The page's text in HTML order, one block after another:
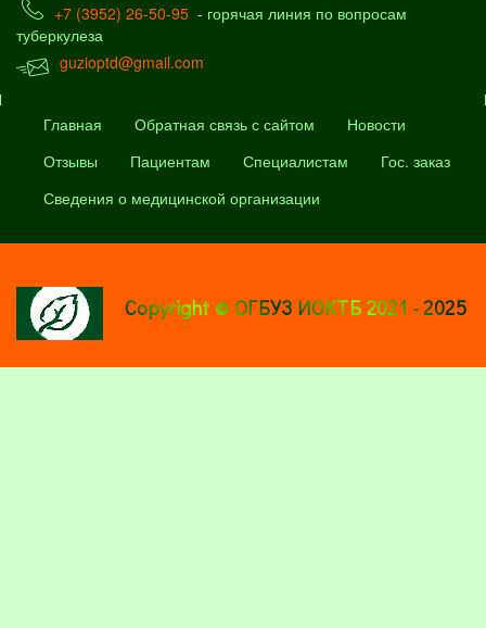
+7 (3952) 26-50-95 - горячая линия по вопросам
туберкулеза
guzioptd@gmail.com
Главная Обратная связь с сайтом
Новости
Отзывы
Пациентам Специалистам
Гос. заказ
Сведения о медицинской организации
Copyright © ОГБУЗ ИОКТБ 2021 - 2025